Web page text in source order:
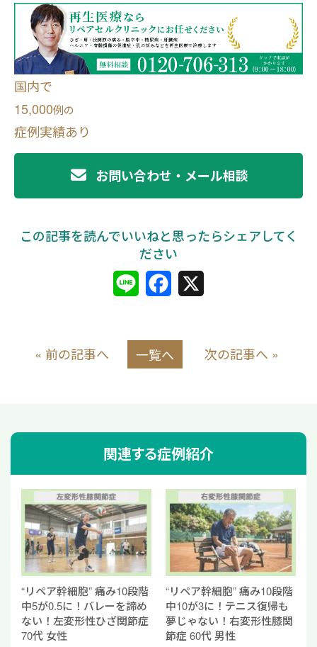
国内で
15,000例の
症例実績あり
お問い合わせ・メール相談
L
F
e
o
k
X
« 前の記事へ 一覧へ 次の記事へ »
関連する症例紹介
“リペア幹細胞” 痛み10段階
中5が0.5に！バレーを諦め
ない！左変形性ひざ関節症
70代 女性
“リペア幹細胞” 痛み10段階
中10が3に！テニス復帰も
夢じゃない！右変形性膝関
節症 60代 男性